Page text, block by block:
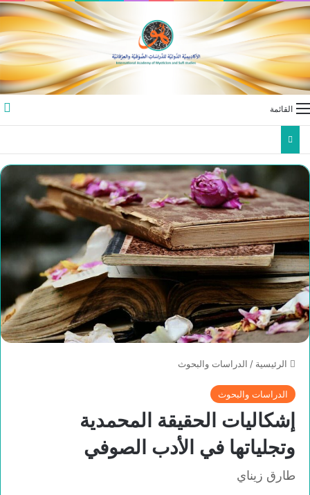
القائمة
الرئيسية / الدراسات والبحوث
الدراسات والبحوث
إشكاليات الحقيقة المحمدية
وتجلياتها في الأدب الصوفي
طارق زيناي